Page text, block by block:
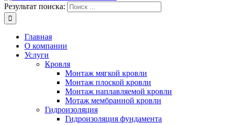
Результат поиска:
Главная
О компании
Услуги
Кровля
Монтаж мягкой кровли
Монтаж плоской кровли
Монтаж наплавляемой кровли
Мотаж мембранной кровли
Гидроизоляция
Гидроизоляция фундамента